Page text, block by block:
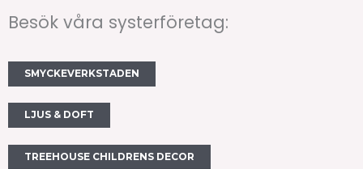
e
o
o
k
t
g
r
a
m
Besök våra systerföretag:
SMYCKEVERKSTADEN
LJUS & DOFT
TREEHOUSE CHILDRENS DECOR